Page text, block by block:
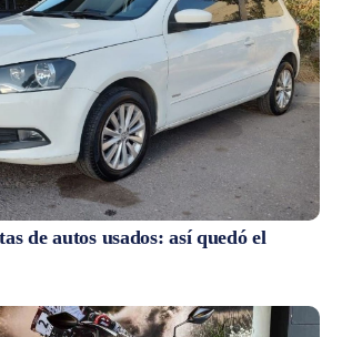
de autos usados: así quedó el